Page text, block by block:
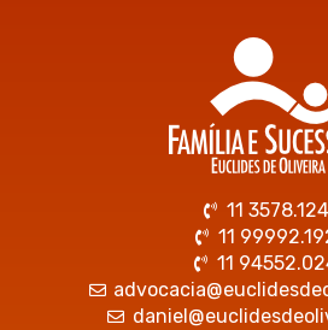
11
11
11